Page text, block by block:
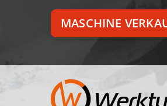
MASCHINE